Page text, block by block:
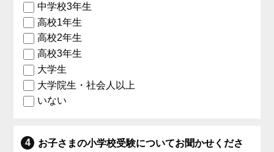
中学校3年生
高校1年生
高校2年生
高校3年生
大学生
大学院生・社会人以上
いない
お子さまの小学校受験についてお聞かせくださ